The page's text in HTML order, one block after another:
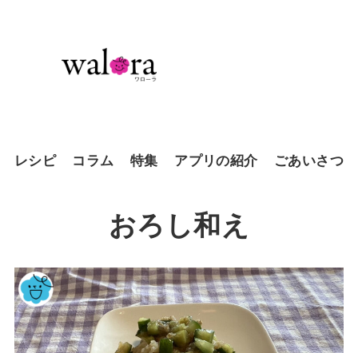
レシピ コラム 特集 アプリの紹介 ごあいさつ
おろし和え